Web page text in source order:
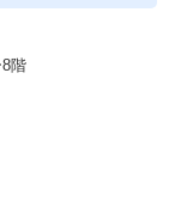
階